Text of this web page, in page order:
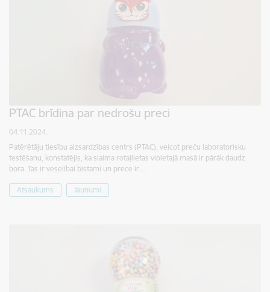
PTAC brīdina par nedrošu preci
04.11.2024.
Patērētāju tiesību aizsardzības centrs (PTAC), veicot preču laboratorisku
testēšanu, konstatējis, ka slaima rotaļlietas violetajā masā ir pārāk daudz
bora. Tas ir veselībai bīstami un prece ir…
Atsaukums Jaunumi